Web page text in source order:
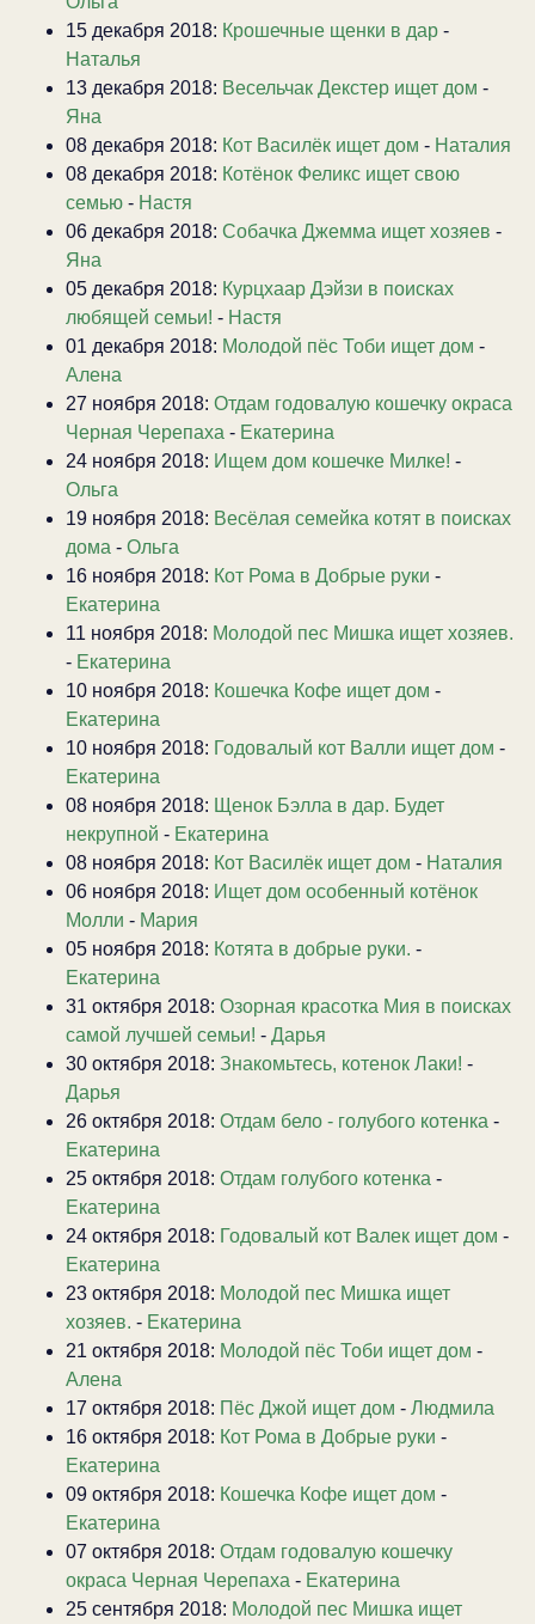
15 декабря 2018: Крошечные щенки в дар -
Наталья
13 декабря 2018: Весельчак Декстер ищет дом -
Яна
08 декабря 2018: Кот Василёк ищет дом - Наталия
08 декабря 2018: Котёнок Феликс ищет свою
семью - Настя
06 декабря 2018: Собачка Джемма ищет хозяев -
Яна
05 декабря 2018: Курцхаар Дэйзи в поисках
любящей семьи! - Настя
01 декабря 2018: Молодой пёс Тоби ищет дом -
Алена
27 ноября 2018: Отдам годовалую кошечку окраса
Черная Черепаха - Екатерина
24 ноября 2018: Ищем дом кошечке Милке! -
Ольга
19 ноября 2018: Весёлая семейка котят в поисках
дома - Ольга
16 ноября 2018: Кот Рома в Добрые руки -
Екатерина
11 ноября 2018: Молодой пес Мишка ищет хозяев.
- Екатерина
10 ноября 2018: Кошечка Кофе ищет дом -
Екатерина
10 ноября 2018: Годовалый кот Валли ищет дом -
Екатерина
08 ноября 2018: Щенок Бэлла в дар. Будет
некрупной - Екатерина
08 ноября 2018: Кот Василёк ищет дом - Наталия
06 ноября 2018: Ищет дом особенный котёнок
Молли - Мария
05 ноября 2018: Котята в добрые руки. -
Екатерина
31 октября 2018: Озорная красотка Мия в поисках
самой лучшей семьи! - Дарья
30 октября 2018: Знакомьтесь, котенок Лаки! -
Дарья
26 октября 2018: Отдам бело - голубого котенка -
Екатерина
25 октября 2018: Отдам голубого котенка -
Екатерина
24 октября 2018: Годовалый кот Валек ищет дом -
Екатерина
23 октября 2018: Молодой пес Мишка ищет
хозяев. - Екатерина
21 октября 2018: Молодой пёс Тоби ищет дом -
Алена
17 октября 2018: Пёс Джой ищет дом - Людмила
16 октября 2018: Кот Рома в Добрые руки -
Екатерина
09 октября 2018: Кошечка Кофе ищет дом -
Екатерина
07 октября 2018: Отдам годовалую кошечку
окраса Черная Черепаха - Екатерина
25 сентября 2018: Молодой пес Мишка ищет